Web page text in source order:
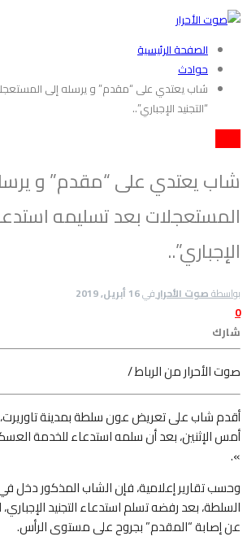
الصفحة الرئيسية
حوادث
شاب يعتدي على “مقدم” و يرسله إلى
“التجنيد الإجباري”..
شاب يعتدي على “مقدم” و
المستعجلات بعد تسليمه
الإجباري”..
بواسطةصوت الأحرارفي16 أبريل, 2019
0
شارك
صوت الأحرار من الرباط /
أقدم شاب على تعريض عون سلطة بمدينة
أمس الإثنين، بعد أن سلمه استدعاء للخدمة
».
وحسب تقارير إعلامية، فإن الشاب المذكور
السلطة، بعد رفضه تسلم استدعاء التجنيد
عن إصابة “المقدم” بجروح على مستوى الرأس.